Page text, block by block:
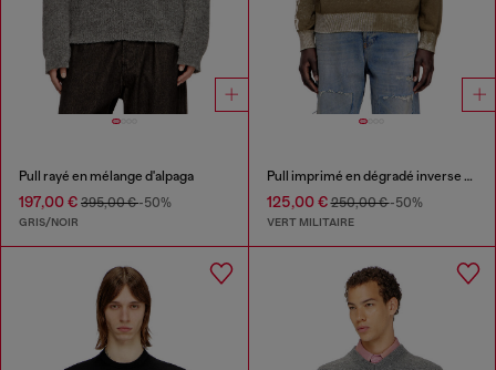
Pull rayé en mélange d'alpaga
197,00 € 395,00 €-50%
GRIS/NOIR
Pull imprimé en dégradé inverse avec lettrage
125,00 €250,00 €-50%
VERT MILITAIRE